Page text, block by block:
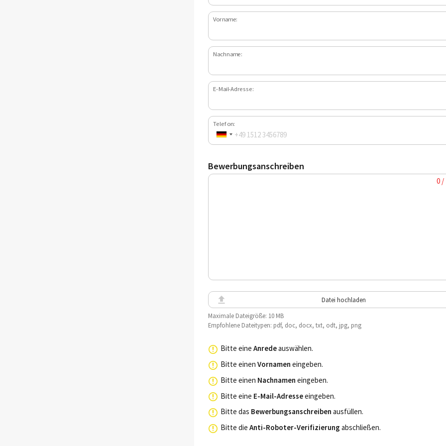
Vorname:
Nachname:
E-Mail-Adresse:
Telefon:
Bewerbungsanschreiben
0 /
Datei hochladen
Maximale Dateigröße: 10 MB
Empfohlene Dateitypen: pdf, doc, docx, txt, odt, jpg, png
Bitte eine Anredeauswählen.
Bitte einen Vornamen eingeben.
Bitte einen Nachnamen eingeben.
Bitte eine E-Mail-Adresseeingeben.
Bitte das Bewerbungsanschreiben ausfüllen.
Bitte die Anti-Roboter-Verifizierung abschließen.